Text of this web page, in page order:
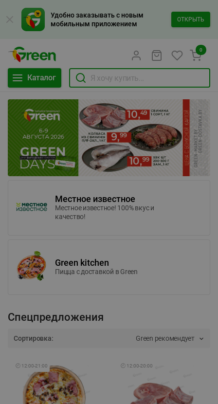
Удобно заказывать с новым
мобильным приложением
ОТКРЫТЬ
Каталог
0
Местное известное
Местное известное! 100% вкус и
качество!
Green kitchen
Пицца c доставкой в Green
Спецпредложения
Сортировка: Green рекомендует
🕘 12:00-21:00 🕘 12:00-20:00